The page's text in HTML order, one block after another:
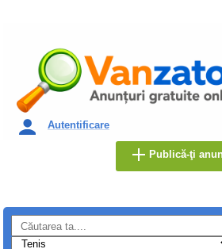
Autentificare
Publică-ţi